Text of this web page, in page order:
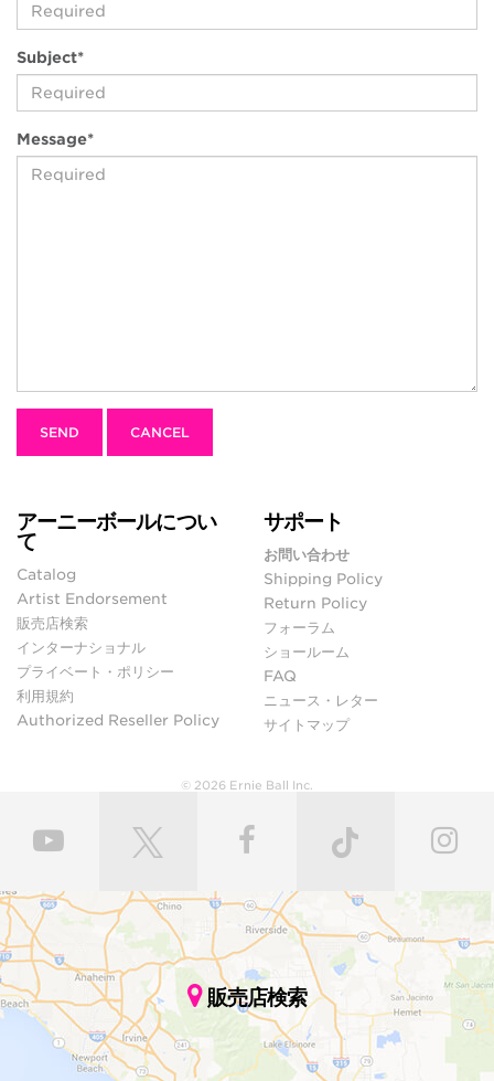
input)
Subject*
input)
Message*
input)
アーニーボールについ
て
Catalog
Artist Endorsement
販売店検索
インターナショナル
プライベート・ポリシー
利用規約
Authorized Reseller Policy
サポート
お問い合わせ
Shipping Policy
Return Policy
フォーラム
ショールーム
FAQ
ニュース・レター
サイトマップ
© 2026 Ernie Ball Inc.
販売店検索